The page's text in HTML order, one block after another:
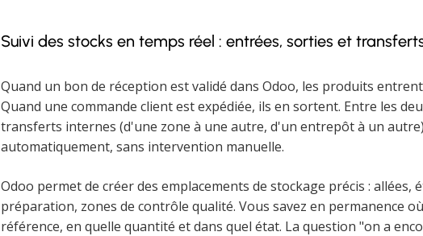
Suivi des stocks en temps réel : entrées, sorties et
Quand un bon de réception est validé dans Odoo, les produits
Quand une commande client est expédiée, ils en sortent. Entre les
transferts internes (d'une zone à une autre, d'un entrepôt à un
automatiquement, sans intervention manuelle.
Odoo permet de créer des emplacements de stockage précis : allées,
préparation, zones de contrôle qualité. Vous savez en permanence
référence, en quelle quantité et dans quel état. La question "on a